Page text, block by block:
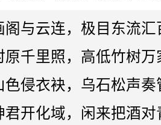
云连，极目东流汇
里照，高低竹树万
衣袂，乌石松声奏
化域，闲来把酒对